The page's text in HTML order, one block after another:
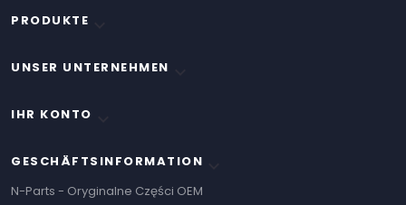
PRODUKTE
UNSER UNTERNEHMEN
IHR KONTO
GESCHÄFTSINFORMATION
N-Parts - Oryginalne Części OEM